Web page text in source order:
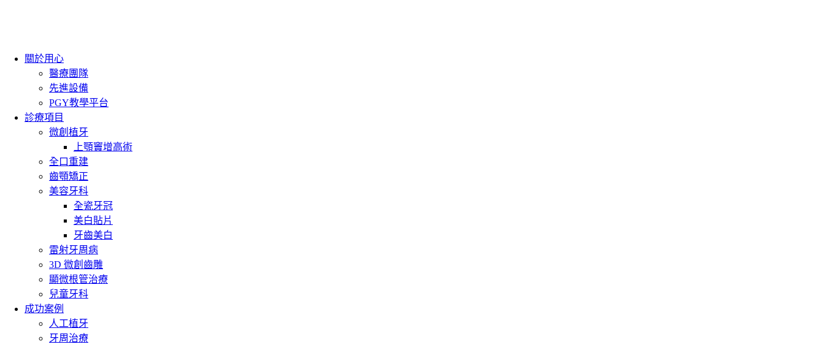
關於用心
醫療團隊
先進設備
PGY教學平台
診療項目
微創植牙
上顎竇增高術
全口重建
齒顎矯正
美容牙科
全瓷牙冠
美白貼片
牙齒美白
雷射牙周病
3D 微創齒雕
顯微根管治療
兒童牙科
成功案例
人工植牙
牙周治療